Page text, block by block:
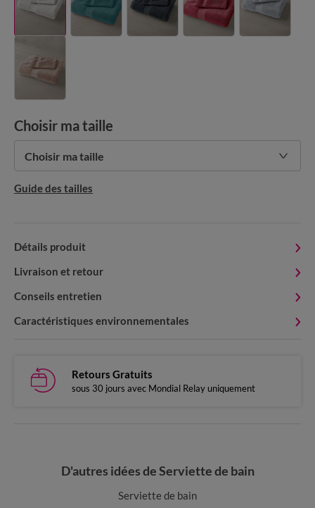
Choisir ma taille
Choisir ma taille
Guide des tailles
Détails produit
Livraison et retour
Conseils entretien
Caractéristiques environnementales
Retours Gratuits
sous 30 jours avec Mondial Relay uniquement
D'autres idées de Serviette de bain
Serviette de bain